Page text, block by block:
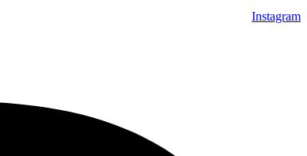
Instagram